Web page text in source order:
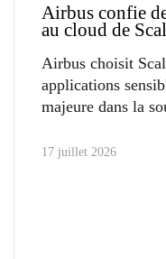
Airbus confie
au cloud de
Airbus choisit
applications
majeure dans la
17 juillet 2026